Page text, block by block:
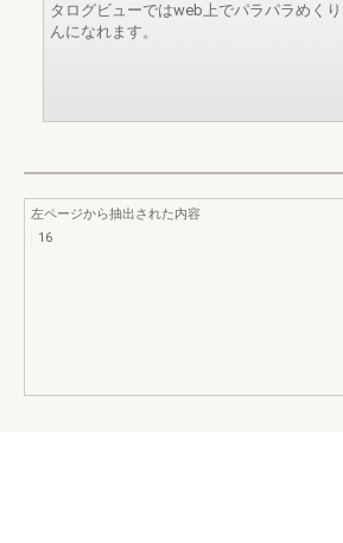
タログビューではweb上でパラパラめく
んになれます。
左ページから抽出された内容
16